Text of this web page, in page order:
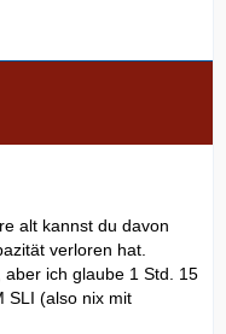
alt kannst du davon
verloren hat.
ich glaube 1 Std. 15
SLI (also nix mit